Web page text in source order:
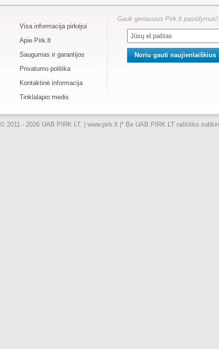
Visa informacija pirkėjui
Apie Pirk.lt
Saugumas ir garantijos
Privatumo politika
Kontaktinė informacija
Tinklalapio medis
Gauk geriausius Pirk.lt pasiūlymus!
© 2011 - 2026 UAB PIRK LT. | www.pirk.lt | * Be UAB PIRK LT raštiško